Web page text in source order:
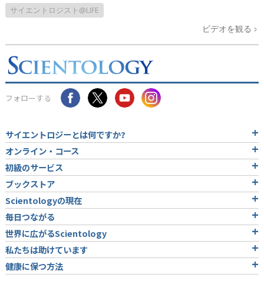
サイエントロジスト@LIFE
ビデオを観る
フォローする
サイエントロジーとは何ですか?
オンライン・コース
初級のサービス
ブックストア
Scientologyの現在
毎日つながる
世界に広がるScientology
私たちは助けています
健康に保つ方法